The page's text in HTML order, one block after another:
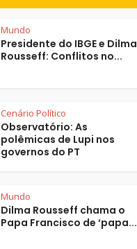
Mundo
Presidente do IBGE e Dilma
Rousseff: Conflitos no...
Cenário Político
Observatório: As
polêmicas de Lupi nos
governos do PT
Mundo
Dilma Rousseff chama o
Papa Francisco de ‘papa...